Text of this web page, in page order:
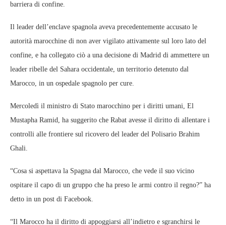
barriera di confine.
Il leader dell’enclave spagnola aveva precedentemente accusato le
autorità marocchine di non aver vigilato attivamente sul loro lato del
confine, e ha collegato ciò a una decisione di Madrid di ammettere un
leader ribelle del Sahara occidentale, un territorio detenuto dal
Marocco, in un ospedale spagnolo per cure.
Mercoledì il ministro di Stato marocchino per i diritti umani, El
Mustapha Ramid, ha suggerito che Rabat avesse il diritto di allentare i
controlli alle frontiere sul ricovero del leader del Polisario Brahim
Ghali.
“Cosa si aspettava la Spagna dal Marocco, che vede il suo vicino
ospitare il capo di un gruppo che ha preso le armi contro il regno?” ha
detto in un post di Facebook.
“Il Marocco ha il diritto di appoggiarsi all’indietro e sgranchirsi le